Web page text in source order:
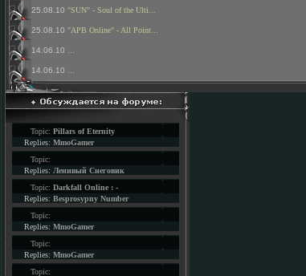
25.08.10 "SUN" - Soul of the Ulti...
25.08.10 "APB Online" - All Point...
14.06.10
14.06.10
Topic: Pillars of Eternity
Replies: MmoGamer
Topic:
Replies: Ленивый Снеговик
Topic: Darkfall Online : -
Replies: Besprosypny Number
Topic:
Replies: MmoGamer
Topic:
Replies: MmoGamer
Topic: